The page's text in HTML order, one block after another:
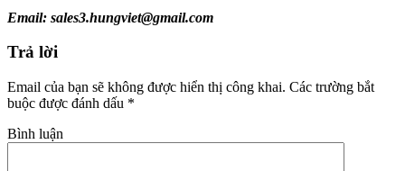
Email: sales3.hungviet@gmail.com
Trả lời
Email của bạn sẽ không được hiển thị công khai. Các trường bắt
buộc được đánh dấu *
Bình luận